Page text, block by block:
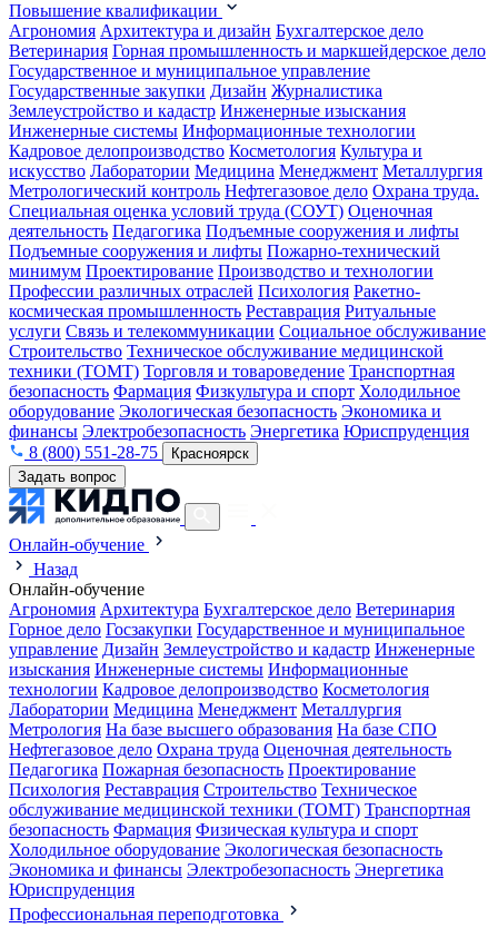
Повышение квалификации
Агрономия Архитектура и дизайн Бухгалтерское дело
Ветеринария Горная промышленность и маркшейдерское дело
Государственное и муниципальное управление
Государственные закупки Дизайн Журналистика
Землеустройство и кадастр Инженерные изыскания
Инженерные системы Информационные технологии
Кадровое делопроизводство Косметология Культура и
искусство Лаборатории Медицина Менеджмент Металлургия
Метрологический контроль Нефтегазовое дело Охрана труда.
Специальная оценка условий труда (СОУТ) Оценочная
деятельность Педагогика Подъемные сооружения и лифты
Подъемные сооружения и лифты Пожарно-технический
минимум Проектирование Производство и технологии
Профессии различных отраслей Психология Ракетно-
космическая промышленность Реставрация Ритуальные
услуги Связь и телекоммуникации Социальное обслуживание
Строительство Техническое обслуживание медицинской
техники (ТОМТ) Торговля и товароведение Транспортная
безопасность Фармация Физкультура и спорт Холодильное
оборудование Экологическая безопасность Экономика и
финансы Электробезопасность Энергетика Юриспруденция
8 (800) 551-28-75
Красноярск
Задать вопрос
Онлайн-обучение
Назад
Онлайн-обучение
Агрономия Архитектура Бухгалтерское дело Ветеринария
Горное дело Госзакупки Государственное и муниципальное
управление Дизайн Землеустройство и кадастр Инженерные
изыскания Инженерные системы Информационные
технологии Кадровое делопроизводство Косметология
Лаборатории Медицина Менеджмент Металлургия
Метрология На базе высшего образования На базе СПО
Нефтегазовое дело Охрана труда Оценочная деятельность
Педагогика Пожарная безопасность Проектирование
Психология Реставрация Строительство Техническое
обслуживание медицинской техники (ТОМТ) Транспортная
безопасность Фармация Физическая культура и спорт
Холодильное оборудование Экологическая безопасность
Экономика и финансы Электробезопасность Энергетика
Юриспруденция
Профессиональная переподготовка